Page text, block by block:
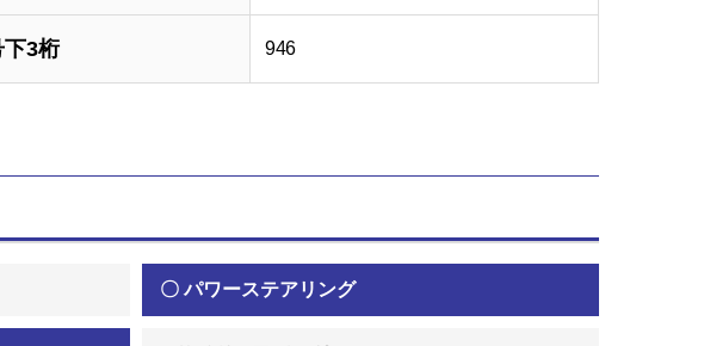
3桁 946
〇 パワーステアリング